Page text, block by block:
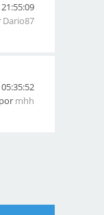
Dario87
mhh